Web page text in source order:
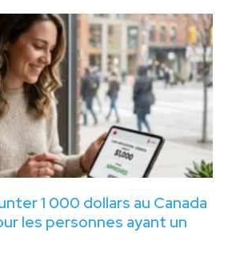
1 000 dollars au Canada
les personnes ayant un